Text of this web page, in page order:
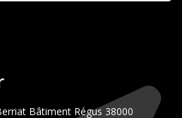
Bâtiment Régus 38000